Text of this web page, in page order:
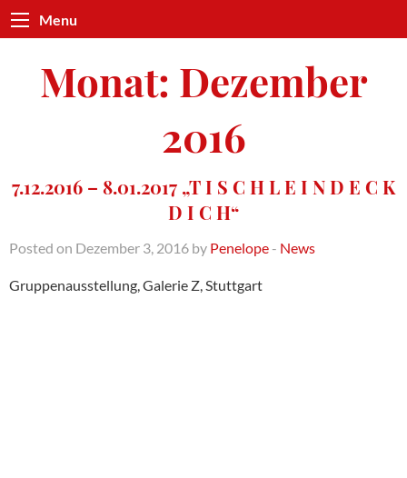
Menu
Monat: Dezember
2016
7.12.2016 – 8.01.2017 „T I S C H L E I N D E C K
D I C H“
Posted on Dezember 3, 2016 by Penelope - News
Gruppenausstellung, Galerie Z, Stuttgart